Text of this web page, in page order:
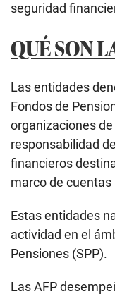
seguridad
QUÉ SON
Las entidades
Fondos de
organizaciones
responsabilidad
financieros
marco de
Estas entidades
actividad en el
Pensiones (SPP).
Las AFP